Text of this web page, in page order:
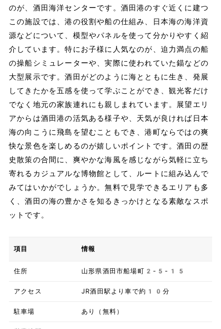
のが、酒田海洋センターです。酒田港のすぐ近くに建つ
この施設では、港の役割や船の仕組み、日本海の海洋資
源などについて、模型やパネルを使って分かりやすく紹
介しています。特にお子様に人気なのが、迫力満点の船
の操船シミュレーターや、実際に使われていた錨などの
大型展示です。酒田がどのように海とともに生き、発展
してきたかを五感を使って学ぶことができ、観光客だけ
でなく地元の家族連れにも親しまれています。展望エリ
アからは酒田港の活気ある様子や、天気が良ければ日本
海の向こうに飛島を望むこともでき、港町ならではの爽
快な景色を楽しめるのが嬉しいポイントです。酒田の歴
史散策の合間に、爽やかな海風を感じながら気軽に立ち
寄れるカジュアルな博物館として、ルートに組み込んで
みてはいかがでしょうか。無料で見学できるエリアも多
く、酒田の海の豊かさを知るきっかけとなる素敵なスポ
ットです。
項目 情報
住所 山形県酒田市船場町2-5-15
アクセス JR酒田駅より車で約10分
駐車場 あり（無料）